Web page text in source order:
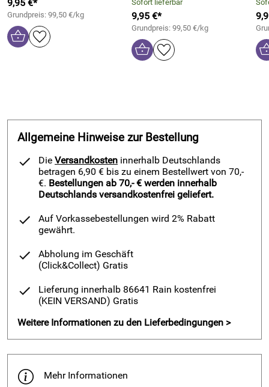
9,95 €*
Grundpreis: 99,50 €/kg
Sofort lieferbar
9,95 €*
Grundpreis: 99,50 €/kg
Allgemeine Hinweise zur Bestellung
Die Versandkosten innerhalb Deutschlands
betragen 6,90 € bis zu einem Bestellwert von 70,-
€. Bestellungen ab 70,- € werden innerhalb
Deutschlands versandkostenfrei geliefert.
Auf Vorkassebestellungen wird 2% Rabatt
gewährt.
Abholung im Geschäft
(Click&Collect) Gratis
Lieferung innerhalb 86641 Rain kostenfrei
(KEIN VERSAND) Gratis
Weitere Informationen zu den Lieferbedingungen >
Mehr Informationen